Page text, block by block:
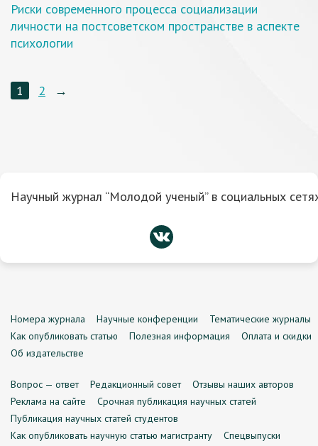
Риски современного процесса социализации
личности на постсоветском пространстве в аспекте
психологии
1 2 →
Научный журнал “Молодой ученый” в социальных
Номера журнала Научные конференции
Тематические журналы
Как опубликовать статью
Полезная информация
Оплата и скидки
Об издательстве
Вопрос — ответ Редакционный совет
Отзывы наших авторов
Реклама на сайте
Срочная публикация научных статей
Публикация научных статей студентов
Как опубликовать научную статью магистранту
Спецвыпуски